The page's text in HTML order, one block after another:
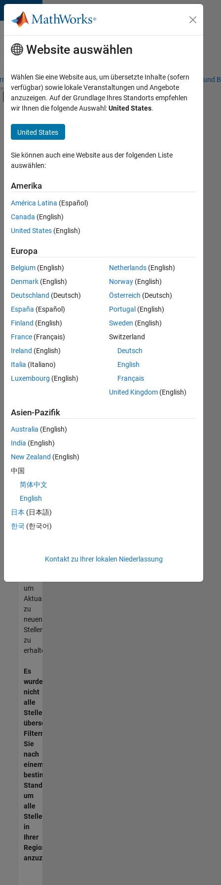
Weiter zum Inhalt
Karriere
bei
MathWorks
– Übersicht Stellensuche Niederlassungen Studierende und
Umschaltung für Off-Canvas-
Hauptinhalt
Information Technology
Commercial Sales
Customer Support
Sales Operations
Marketing Communications
Marketing Services
Human Resources
+6
Derzeit
es
keine
offenen
Stellen,
Ihren
Suchkriterien
entsprechen.
können
die
Suchkriterien
weiter
fassen
oder
alle
Stellenangebote
anzeigen .
noch
keine
offenen
Stellen
können,
die
Ihren
entsprechen,
werden
unseres
um
Aktualisierungen
zu
neuen
Stellenangeboten
zu
erhalten.
Es
wurden
nicht
alle
Stellen
übersetzt.
Filtern
Sie
nach
einem
bestimmten
Standort,
um
alle
Stellenangebote
in
Ihrer
Region
anzuzeigen.
Website auswählen
Wählen Sie eine Website aus, um übersetzte Inhalte (sofern
verfügbar) sowie lokale Veranstaltungen und Angebote
anzuzeigen. Auf der Grundlage Ihres Standorts empfehlen
wir Ihnen die folgende Auswahl:United States.
United States
Sie können auch eine Website aus der folgenden Liste
auswählen:
Amerika
América Latina (Español)
Canada (English)
United States (English)
Europa
Belgium (English)
Denmark (English)
Deutschland (Deutsch)
España (Español)
Finland (English)
France (Français)
Ireland (English)
Italia (Italiano)
Luxembourg (English)
Netherlands(English)
Norway(English)
Österreich (Deutsch)
Portugal (English)
Sweden (English)
Switzerland
Deutsch
English
Français
United Kingdom(English)
Asien-Pazifik
Australia (English)
India (English)
New Zealand (English)
中国
简体中文
English
日本 (日本語)
한국 (한국어)
Kontakt zu Ihrer lokalen Niederlassung